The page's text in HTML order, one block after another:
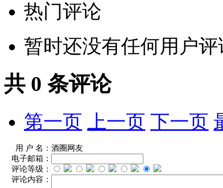
热门评论
暂时还没有任何用户评
共 0 条评论
第一页 上一页 下一页
用 户 名： 酒圈网友
电子邮箱：
评论等级：
评论内容：